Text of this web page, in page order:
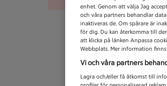
enhet. Genom att välja Jag
och våra partners behandlar
inaktiveras de. Om spårare är
för dig. Du kan återkomma till
att klicka på länken Anpassa
Webbplats. Mer information
Vi och våra partners
Lagra och/eller få åtkomst till